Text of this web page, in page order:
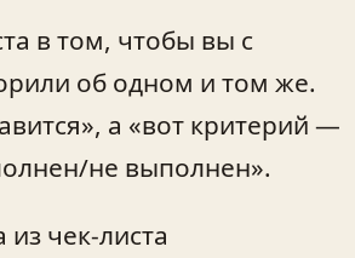
в том, чтобы вы с
об одном и том же.
а «вот критерий —
не выполнен».
чек‑листа